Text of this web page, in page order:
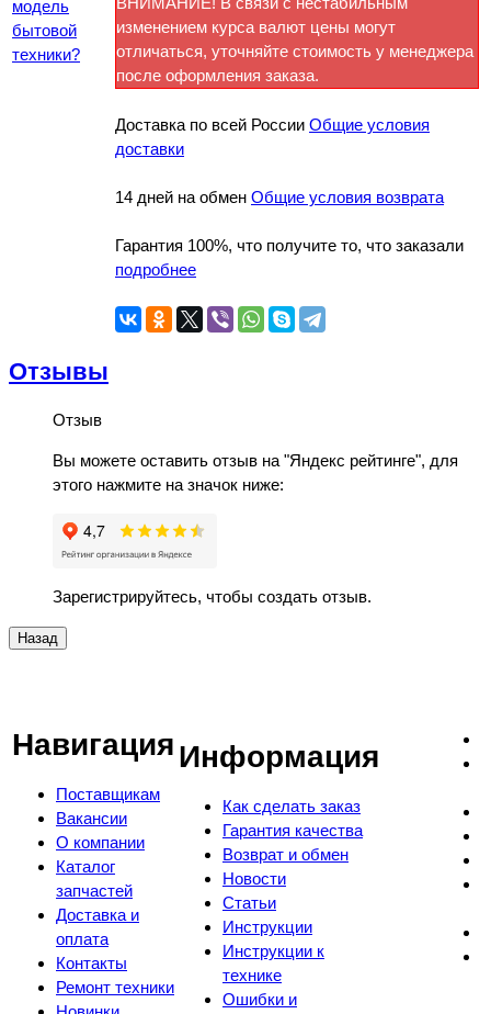
модель
бытовой
техники?
изменением курса валют цены могут
отличаться, уточняйте стоимость у менеджера
после оформления заказа.
Доставка по всей России Общие условия
доставки
14 дней на обмен Общие условия возврата
Гарантия 100%, что получите то, что заказали
подробнее
Отзывы
Отзыв
Вы можете оставить отзыв на "Яндекс рейтинге", для
этого нажмите на значок ниже:
Зарегистрируйтесь, чтобы создать отзыв.
Навигация
Поставщикам
Вакансии
О компании
Каталог
запчастей
Доставка и
оплата
Контакты
Ремонт техники
Информация
Как сделать заказ
Гарантия качества
Возврат и обмен
Новости
Статьи
Инструкции
Инструкции к
технике
Ошибки и